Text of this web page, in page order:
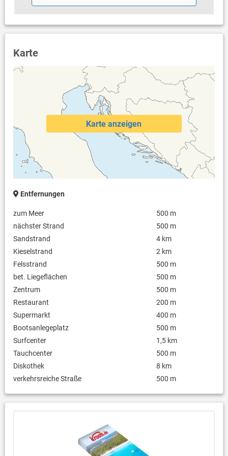
Karte
Karte anzeigen
Entfernungen
zum Meer
500 m
nächster Strand
500 m
Sandstrand
4 km
Kieselstrand
2 km
Felsstrand
500 m
bet. Liegeflächen
500 m
Zentrum
500 m
Restaurant
200 m
Supermarkt
400 m
Bootsanlegeplatz
500 m
Surfcenter
1,5 km
Tauchcenter
500 m
Diskothek
8 km
verkehrsreiche Straße
500 m